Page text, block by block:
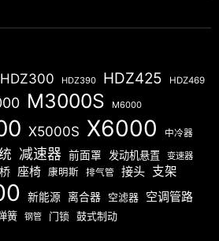
HDZ300 HDZ390 HDZ425 HDZ469
M3000S M6000
X5000S X6000 中冷器
减速器 前面罩 发动机悬置 变速器
座椅 康明斯 排气管 接头 支架
新能源 离合器 空滤器 空调管路
簧 钢管 门锁 鼓式制动